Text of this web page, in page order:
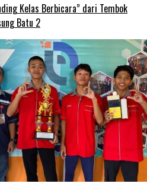
Kelas Berbicara” dari Tembok
Batu 2